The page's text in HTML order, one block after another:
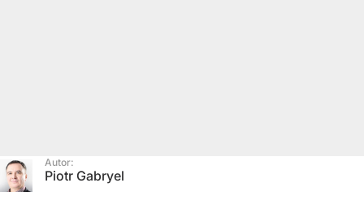
Autor:
Piotr Gabryel